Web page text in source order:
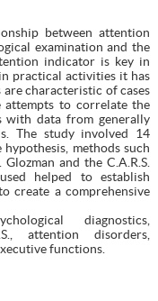
between attention
examination and the
indicator is key in
practical activities it has
characteristic of cases
to correlate the
with data from generally
The study involved 14
methods such
and the C.A.R.S.
helped to establish
create a comprehensive
diagnostics,
attention disorders,
functions.